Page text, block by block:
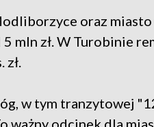
oraz miasto
mln zł. W Turobinie
w tym tranzytowej
ważny odcinek dla